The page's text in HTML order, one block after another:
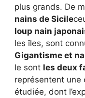
plus grands. De
nains de Sicile
loup nain
les îles, sont
Gigantisme et
le sont les deux
représentent une
étudiée, dont